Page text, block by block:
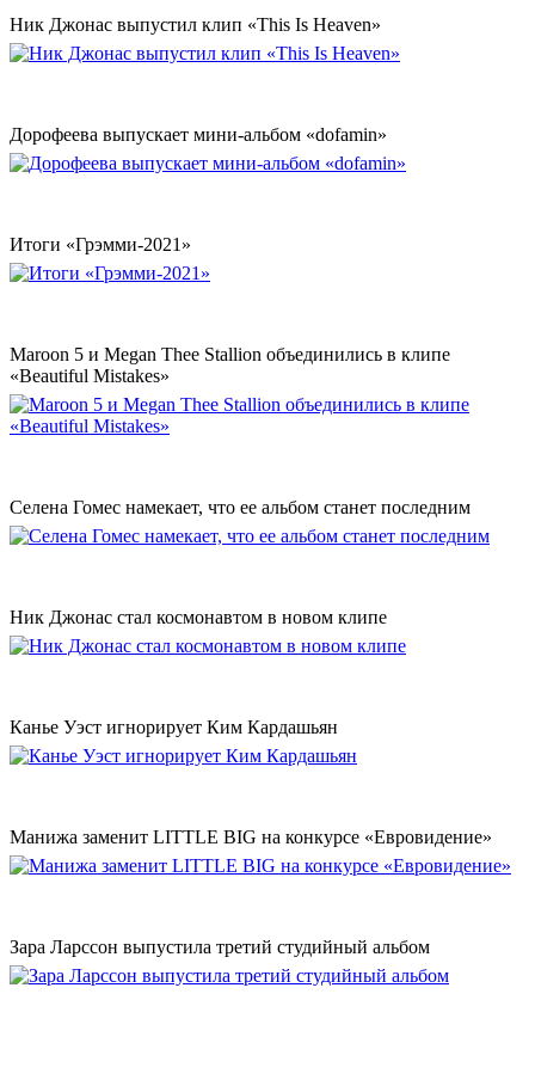
Ник Джонас выпустил клип «This Is Heaven»
Дорофеева выпускает мини-альбом «dofamin»
Итоги «Грэмми-2021»
Maroon 5 и Megan Thee Stallion объединились в клипе
«Beautiful Mistakes»
Селена Гомес намекает, что ее альбом станет последним
Ник Джонас стал космонавтом в новом клипе
Канье Уэст игнорирует Ким Кардашьян
Манижа заменит LITTLE BIG на конкурсе «Евровидение»
Зара Ларссон выпустила третий студийный альбом